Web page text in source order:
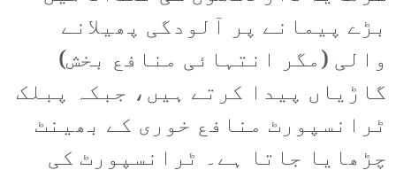
بڑے پیمانے پر آلودگی پھیلانے
والی (مگر انتہائی منافع بخش)
گاڑیاں پیدا کرتے ہیں، جبکہ پبلک
ٹرانسپورٹ منافع خوری کے بھینٹ
چڑھایا جاتا ہے۔ ٹرانسپورٹ کی